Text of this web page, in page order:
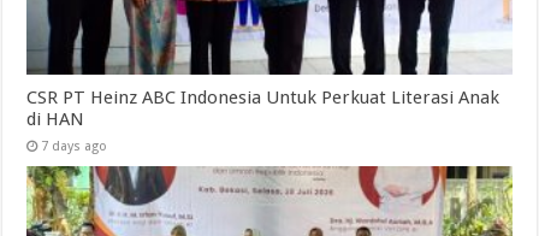
CSR PT Heinz ABC Indonesia Untuk Perkuat Literasi Anak
di HAN
7 days ago